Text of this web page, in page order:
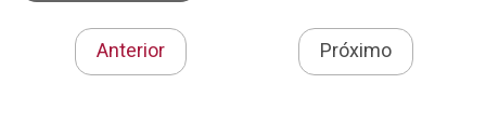
Anterior Próximo